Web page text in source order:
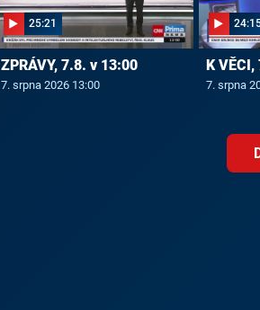
25:21
ZPRÁVY, 7.8. v 13:00
7. srpna 2026 13:00
K
7. srpna